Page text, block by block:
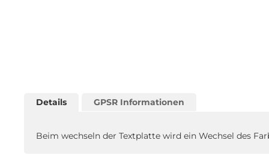
Details
Beim wechseln der Textplatte wird ein Wechsel des
GPSR Informationen